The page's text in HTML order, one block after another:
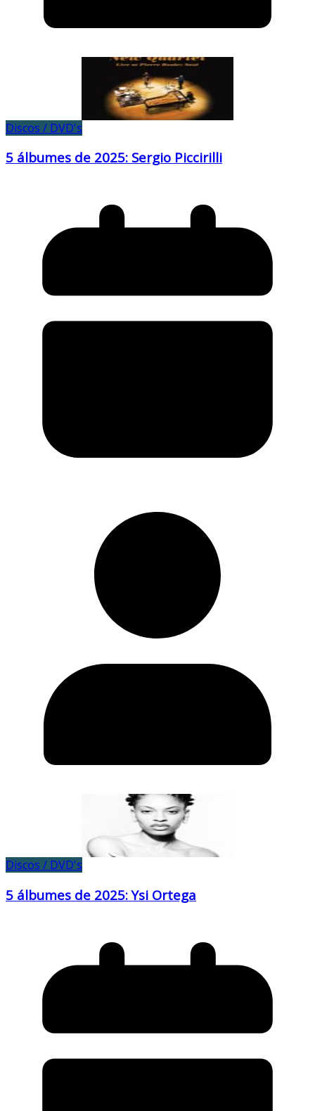
Discos / DVD's
5 álbumes de 2025: Sergio Piccirilli
Discos / DVD's
5 álbumes de 2025: Ysi Ortega